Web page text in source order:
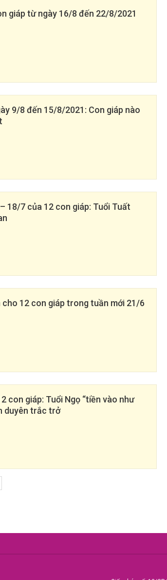
giáp từ ngày 16/8 đến 22/8/2021
9/8 đến 15/8/2021: Con giáp nào
18/7 của 12 con giáp: Tuổi Tuất
12 con giáp trong tuần mới 21/6
con giáp: Tuổi Ngọ “tiền vào như
duyên trắc trở